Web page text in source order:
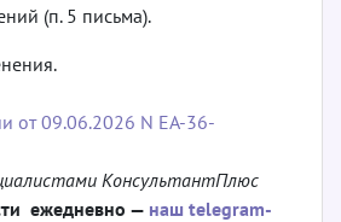
(п. 5 письма).
от 09.06.2026 N ЕА-36-
КонсультантПлюс
ежедневно — наш telegram-